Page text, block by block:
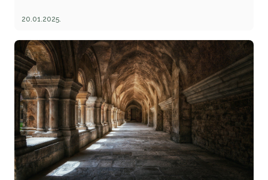
20.01.2025.